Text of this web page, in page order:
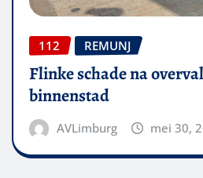
112 REMUNJ
Flinke schade na
binnenstad
AVLimburg mei 30,